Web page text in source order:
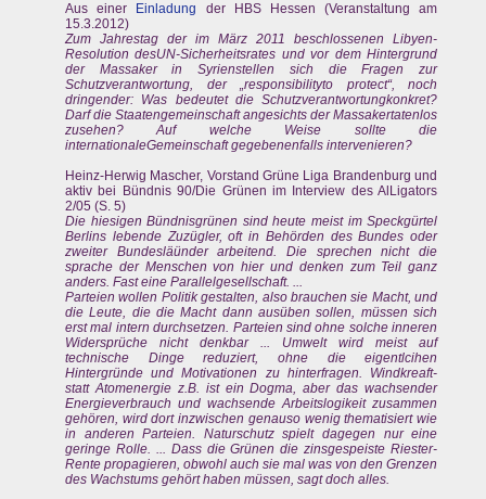
Aus einer
Einladung der HBS Hessen (Veranstaltung am
15.3.2012)
Zum Jahrestag der im März 2011 beschlossenen Libyen-
Resolution desUN-Sicherheitsrates und vor dem Hintergrund
der Massaker in Syrienstellen sich die Fragen zur
Schutzverantwortung, der „responsibilityto protect“, noch
dringender: Was bedeutet die Schutzverantwortungkonkret?
Darf die Staatengemeinschaft angesichts der Massakertatenlos
zusehen? Auf welche Weise sollte die
internationaleGemeinschaft gegebenenfalls intervenieren?
Heinz-Herwig Mascher, Vorstand Grüne Liga Brandenburg und
aktiv bei Bündnis 90/Die Grünen im Interview des AlLigators
2/05 (S. 5)
Die hiesigen Bündnisgrünen sind heute meist im Speckgürtel
Berlins lebende Zuzügler, oft in Behörden des Bundes oder
zweiter Bundesläünder arbeitend. Die sprechen nicht die
sprache der Menschen von hier und denken zum Teil ganz
anders. Fast eine Parallelgesellschaft. ...
Parteien wollen Politik gestalten, also brauchen sie Macht, und
die Leute, die die Macht dann ausüben sollen, müssen sich
erst mal intern durchsetzen. Parteien sind ohne solche inneren
Widersprüche nicht denkbar ... Umwelt wird meist auf
technische Dinge reduziert, ohne die eigentlcihen
Hintergründe und Motivationen zu hinterfragen. Windkreaft-
statt Atomenergie z.B. ist ein Dogma, aber das wachsender
Energieverbrauch und wachsende Arbeitslogikeit zusammen
gehören, wird dort inzwischen genauso wenig thematisiert wie
in anderen Parteien. Naturschutz spielt dagegen nur eine
geringe Rolle. ... Dass die Grünen die zinsgespeiste Riester-
Rente propagieren, obwohl auch sie mal was von den Grenzen
des Wachstums gehört haben müssen, sagt doch alles.